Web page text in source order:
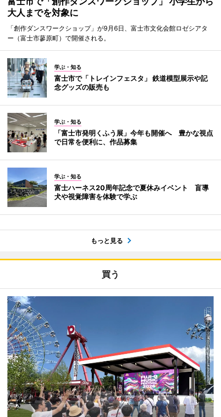
大人までを対象に
「創作ダンスワークショップ」が9月6日、富士市文化会館ロゼシアタ
ー（富士市蓼原町）で開催される。
学ぶ・知る
富士市で「トレインフェスタ」 鉄道模型展示や記
念グッズの販売も
学ぶ・知る
「富士市発明くふう展」今年も開催へ 豊かな視点
で日常を便利に、作品募集
学ぶ・知る
富士ハーネス20周年記念で夏休みイベント 盲導
犬や視覚障害を体験で学ぶ
もっと見る
買う